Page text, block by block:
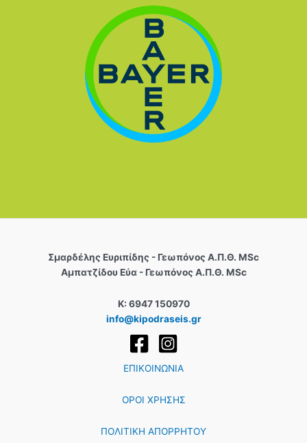
Σµαρδέλης Ευριπίδης - Γεωπόνος Α.Π.Θ. MSc
Αμπατζίδου Εύα - Γεωπόνος Α.Π.Θ. MSc
Κ: 6947 150970
info@kipodraseis.gr
ΕΠΙΚΟΙΝΩΝΙΑ
ΟΡΟΙ ΧΡΗΣΗΣ
ΠΟΛΙΤΙΚΗ ΑΠΟΡΡΗΤΟΥ